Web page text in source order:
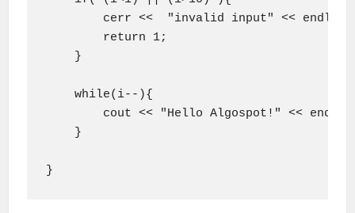
        cerr <<  "invalid input" << endl;
        return 1;
    }
    while(i--){
        cout << "Hello Algospot!" << endl;
    }
}